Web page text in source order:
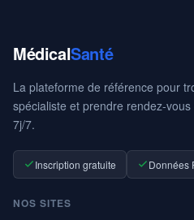
MédicalSanté
La plateforme de référence pour
spécialiste et prendre rendez-
7j/7.
Inscription gratuite Données
NOS SITES